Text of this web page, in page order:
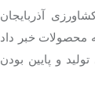
آذربایجان
محصولات خبر داد
و پایین بودن